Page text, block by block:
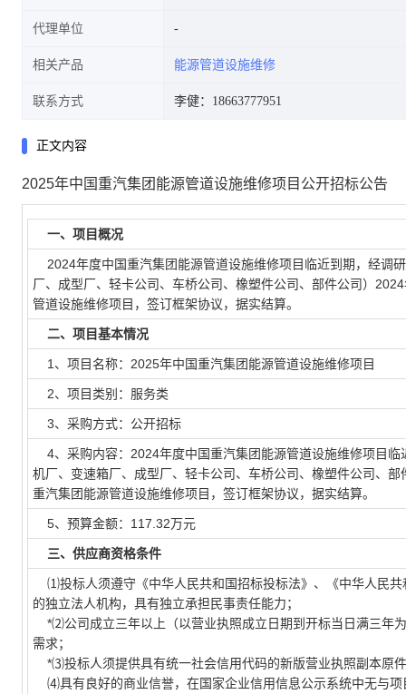
代理单位
相关产品 能源管道设施维修
联系方式 李健：18663777951
正文内容
2025年中国重汽集团能源管道设施维修项目公开招标公告
一、项目概况
2024年度中国重汽集团能源管道设施维修项目临近到期，经调
厂、成型厂、轻卡公司、车桥公司、橡塑件公司、部件公司）
管道设施维修项目，签订框架协议，据实结算。
二、项目基本情况
1、项目名称：2025年中国重汽集团能源管道设施维修项目
2、项目类别：服务类
3、采购方式：公开招标
4、采购内容：2024年度中国重汽集团能源管道设施维修项目
机厂、变速箱厂、成型厂、轻卡公司、车桥公司、橡塑件公司、
重汽集团能源管道设施维修项目，签订框架协议，据实结算。
5、预算金额：117.32万元
三、供应商资格条件
⑴投标人须遵守《中华人民共和国招标投标法》、《中华人民
的独立法人机构，具有独立承担民事责任能力；
*⑵公司成立三年以上（以营业执照成立日期到开标当日满三年
需求；
*⑶投标人须提供具有统一社会信用代码的新版营业执照副本原
⑷具有良好的商业信誉，在国家企业信用信息公示系统中无与